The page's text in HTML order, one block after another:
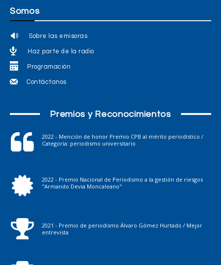
Somos
Sobre las emisoras
Haz parte de la radio
Programación
Contáctanos
Premios y Reconocimientos
2022 - Mención de honor Premio CPB al mérito periodístico /
Categoría: periodismo universitario
2022 - Premio Nacional de Periodismo a la gestión de riesgos
"Armando Devia Moncaleano"
2021 - Premio de periodismo Álvaro Gómez Hurtado / Mejor
entrevista